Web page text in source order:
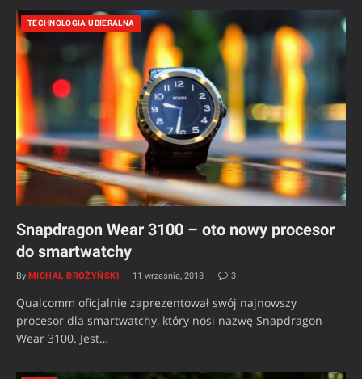
TECHNOLOGIA UBIERALNA
Snapdragon Wear 3100 – oto nowy procesor
do smartwatchy
By MICHAŁ BROŻYŃSKI 11 września, 2018 3
Qualcomm oficjalnie zaprezentował swój najnowszy
procesor dla smartwatchy, który nosi nazwę Snapdragon
Wear 3100. Jest…